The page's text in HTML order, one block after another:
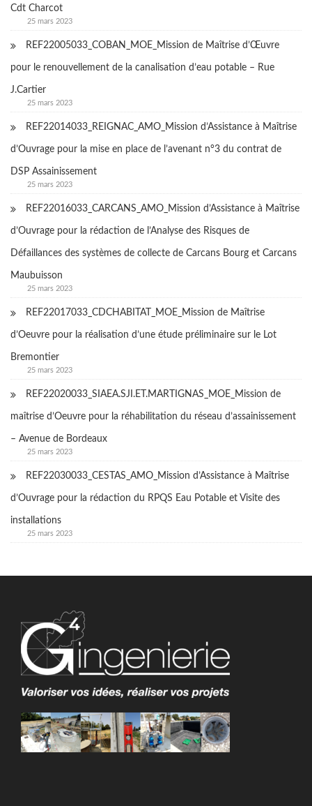
Cdt Charcot
25 mars 2023
REF22005033_COBAN_MOE_Mission de Maîtrise d’Œuvre
pour le renouvellement de la canalisation d’eau potable – Rue
J.Cartier
25 mars 2023
REF22014033_REIGNAC_AMO_Mission d’Assistance à Maîtrise
d’Ouvrage pour la mise en place de l’avenant n°3 du contrat de
DSP Assainissement
25 mars 2023
REF22016033_CARCANS_AMO_Mission d’Assistance à Maîtrise
d’Ouvrage pour la rédaction de l’Analyse des Risques de
Défaillances des systèmes de collecte de Carcans Bourg et Carcans
Maubuisson
25 mars 2023
REF22017033_CDCHABITAT_MOE_Mission de Maîtrise
d’Oeuvre pour la réalisation d’une étude préliminaire sur le Lot
Bremontier
25 mars 2023
REF22020033_SIAEA.SJI.ET.MARTIGNAS_MOE_Mission de
maîtrise d’Oeuvre pour la réhabilitation du réseau d’assainissement
– Avenue de Bordeaux
25 mars 2023
REF22030033_CESTAS_AMO_Mission d’Assistance à Maîtrise
d’Ouvrage pour la rédaction du RPQS Eau Potable et Visite des
installations
25 mars 2023